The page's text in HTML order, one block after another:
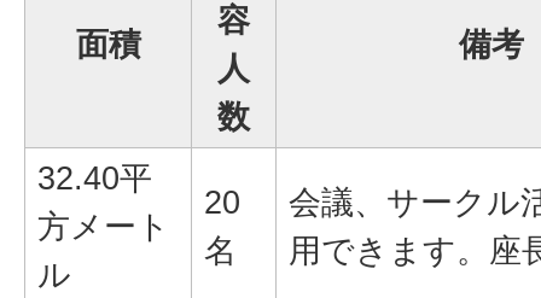
面積
容
人
数
備考
32.40平
方メート
ル
20
名
会議、サークル
用できます。座